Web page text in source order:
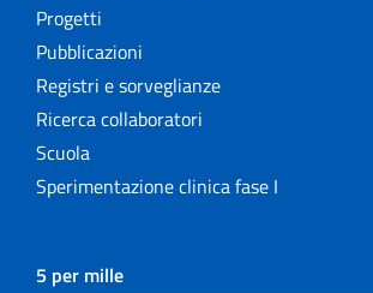
Progetti
Pubblicazioni
Registri e sorveglianze
Ricerca collaboratori
Scuola
Sperimentazione clinica fase I
5 per mille